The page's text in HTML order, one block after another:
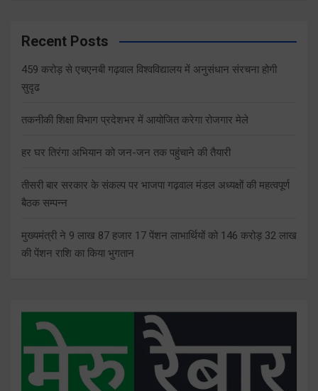
Recent Posts
459 करोड़ से एचएनबी गढ़वाल विश्वविद्यालय में अनुसंधान संरचना होगी
सुदृढ
तकनीकी शिक्षा विभाग प्रदेशभर में आयोजित करेगा रोजगार मेले
हर घर तिरंगा अभियान को जन-जन तक पहुंचाने की तैयारी
तीसरी बार सरकार के संकल्प पर भाजपा गढ़वाल मंडल अध्यक्षों की महत्वपूर्ण
बैठक सम्पन्न
मुख्यमंत्री ने 9 लाख 87 हजार 17 पेंशन लाभार्थियों को 146 करोड़ 32 लाख
की पेंशन राशि का किया भुगतान